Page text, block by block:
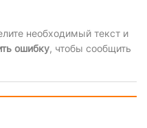
необходимый текст и
ошибку, чтобы сообщить